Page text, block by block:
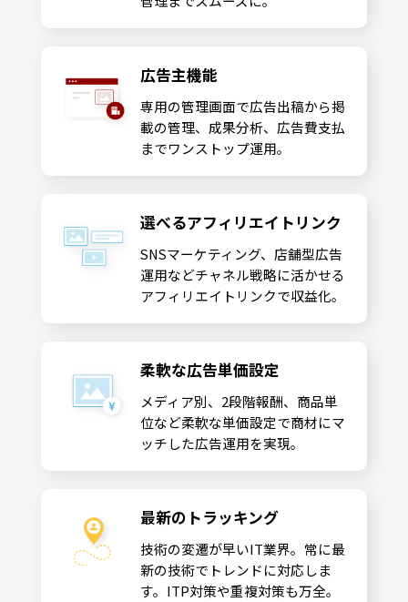
広告主機能
専用の管理画面で広告出稿から掲
載の管理、成果分析、広告費支払
までワンストップ運用。
選べるアフィリエイトリンク
SNSマーケティング、店舗型広告
運用などチャネル戦略に活かせる
アフィリエイトリンクで収益化。
柔軟な広告単価設定
メディア別、2段階報酬、商品単
位など柔軟な単価設定で商材にマ
ッチした広告運用を実現。
最新のトラッキング
技術の変遷が早いIT業界。常に最
新の技術でトレンドに対応しま
す。ITP対策や重複対策も万全。